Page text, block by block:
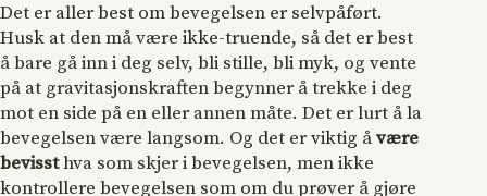
Det er aller best om bevegelsen er selvpåført.
Husk at den må være ikke-truende, så det er best
å bare gå inn i deg selv, bli stille, bli myk, og vente
på at gravitasjonskraften begynner å trekke i deg
mot en side på en eller annen måte. Det er lurt å la
bevegelsen være langsom. Og det er viktig åvære
bevissthva som skjer i bevegelsen, men ikke
kontrollere bevegelsen som om du prøver å gjøre